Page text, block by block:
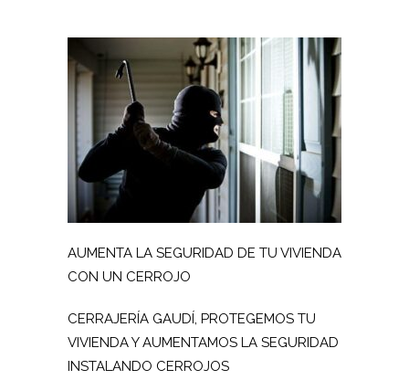
AUMENTA LA SEGURIDAD DE TU VIVIENDA
CON UN CERROJO
CERRAJERÍA GAUDÍ, PROTEGEMOS TU
VIVIENDA Y AUMENTAMOS LA SEGURIDAD
INSTALANDO CERROJOS